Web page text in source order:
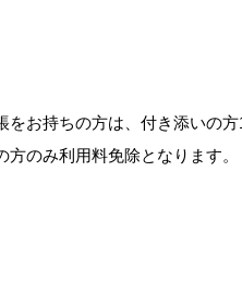
お持ちの方は、付き添いの方
のみ利用料免除となります。